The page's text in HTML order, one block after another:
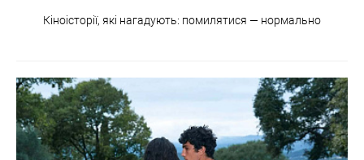
Кіноісторії, які нагадують: помилятися — нормально